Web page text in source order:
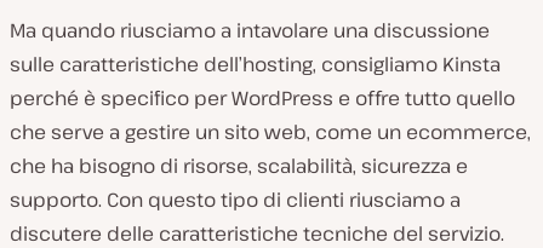
Ma quando riusciamo a intavolare una discussione
sulle caratteristiche dell’hosting, consigliamo Kinsta
perché è specifico per WordPress e offre tutto quello
che serve a gestire un sito web, come un ecommerce,
che ha bisogno di risorse, scalabilità, sicurezza e
supporto. Con questo tipo di clienti riusciamo a
discutere delle caratteristiche tecniche del servizio.